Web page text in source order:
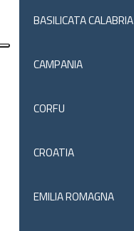
BASILICATA CALABRIA
CAMPANIA
CORFU
CROATIA
EMILIA ROMAGNA